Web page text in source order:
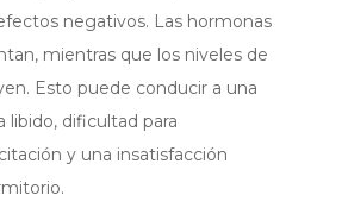
negativos. Las hormonas
mientras que los niveles de
Esto puede conducir a una
libido, dificultad para
y una insatisfacción